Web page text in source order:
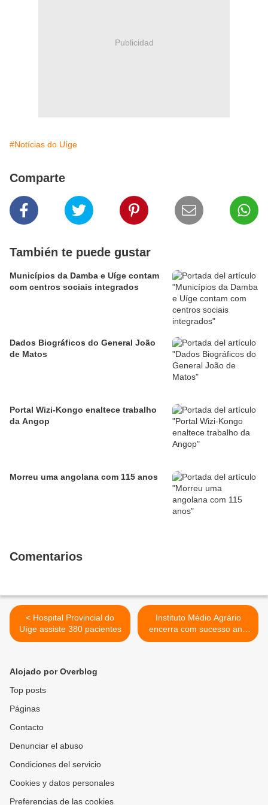
Publicidad
#Notícias do Uíge
Comparte
También te puede gustar
Municípios da Damba e Uíge contam
com centros sociais integrados
Dados Biográficos do General João
de Matos
Portal Wizi-Kongo enaltece trabalho
da Angop
Morreu uma angolana com 115 anos
Comentarios
< Hospital Provincial do
Uíge assiste 380 pacientes
Instituto Médio Agrário
encerra com sucesso ano
lectivo 2010. >
Alojado por Overblog
Top posts
Páginas
Contacto
Denunciar el abuso
Condiciones del servicio
Cookies y datos personales
Preferencias de las cookies